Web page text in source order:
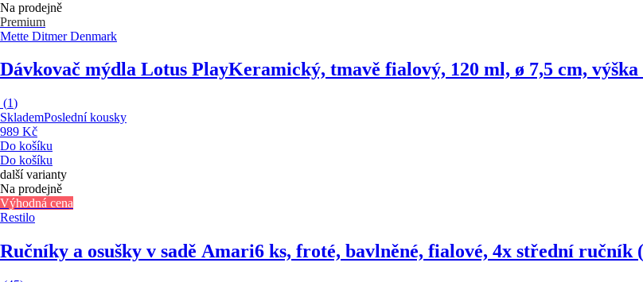
Na prodejně
Premium
Mette Ditmer Denmark
Dávkovač mýdla Lotus PlayKeramický, tmavě fialový, 120 ml, ø 7,5 cm, výška
(1)
SklademPoslední kousky
989 Kč
Do košíku
Do košíku
další varianty
Na prodejně
Výhodná cena
Restilo
Ručníky a osušky v sadě Amari6 ks, froté, bavlněné, fialové, 4x střední ručník